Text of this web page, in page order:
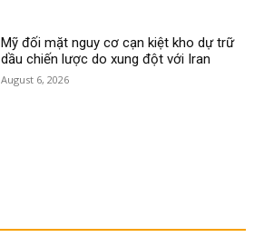
Mỹ đối mặt nguy cơ cạn kiệt kho dự trữ
dầu chiến lược do xung đột với Iran
August 6, 2026